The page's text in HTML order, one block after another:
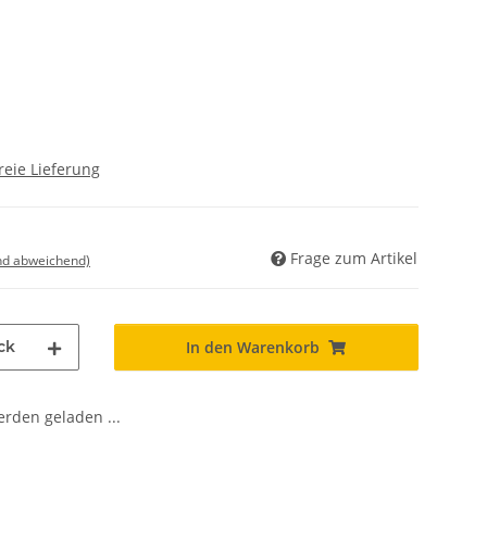
Lieferung
abweichend) Frage zum Artikel
In den Warenkorb
geladen ...